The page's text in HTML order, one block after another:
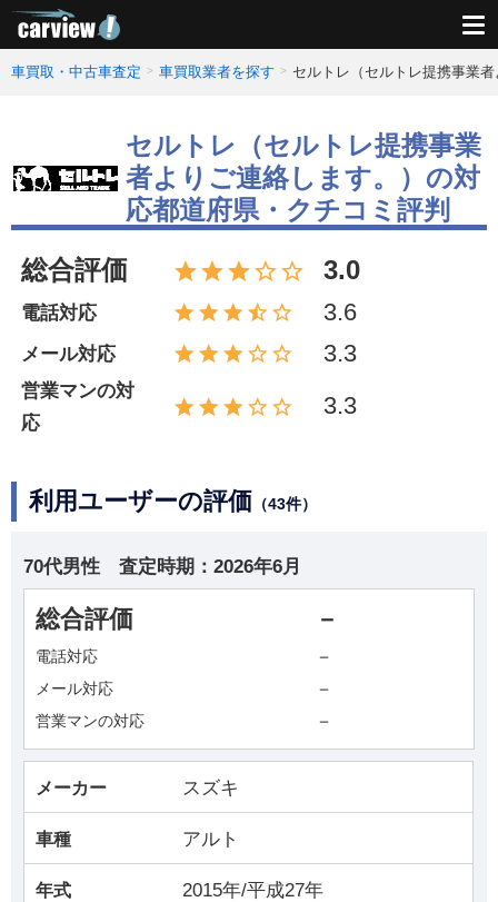
車買取・中古車査定 車買取業者を探す セルトレ（セルトレ提携事業
セルトレ（セルトレ提携事業
者よりご連絡します。）の対
応都道府県・クチコミ評判
総合評価 3.0
電話対応 3.6
メール対応 3.3
営業マンの対
応
3.3
利用ユーザーの評価 （43件）
70代男性 査定時期： 2026年6月
総合評価 －
電話対応 －
メール対応 －
営業マンの対応 －
メーカー スズキ
車種 アルト
年式 2015年/平成27年